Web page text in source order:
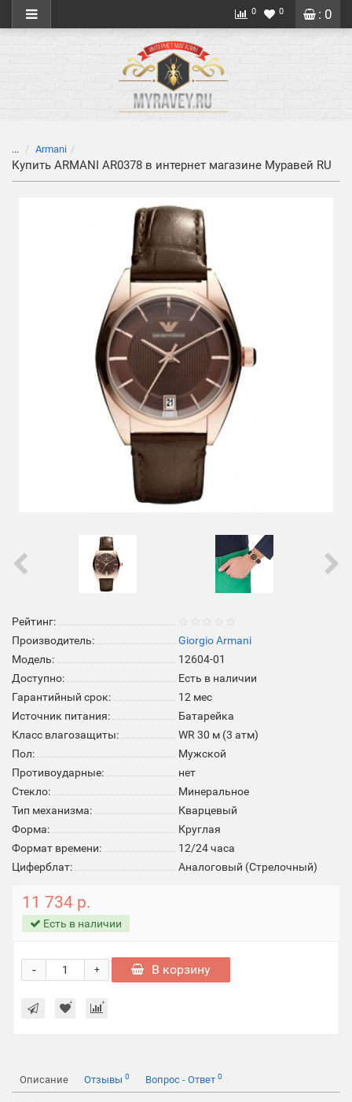
: 0
0 0
... Armani
Купить ARMANI AR0378 в интернет магазине Муравей RU
Рейтинг:
Производитель:
Giorgio Armani
Модель:
12604-01
Доступно:
Есть в наличии
Гарантийный срок:
12 мес
Источник питания:
Батарейка
Класс влагозащиты:
WR 30 м (3 атм)
Пол:
Мужской
Противоударные:
нет
Стекло:
Минеральное
Тип механизма:
Кварцевый
Форма:
Круглая
Формат времени:
12/24 часа
Циферблат:
Аналоговый (Стрелочный)
11 734 р.
Есть в наличии
+
- В корзину
Описание Отзывы 0 Вопрос - Ответ 0